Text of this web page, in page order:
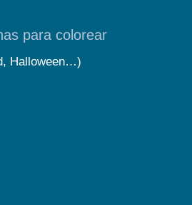
para colorear
Halloween…)